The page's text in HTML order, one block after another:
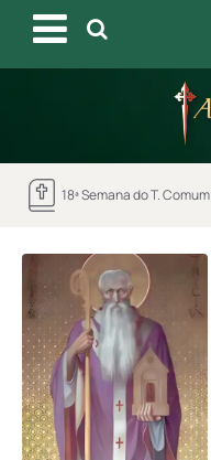
18ª Semana do T. Comum